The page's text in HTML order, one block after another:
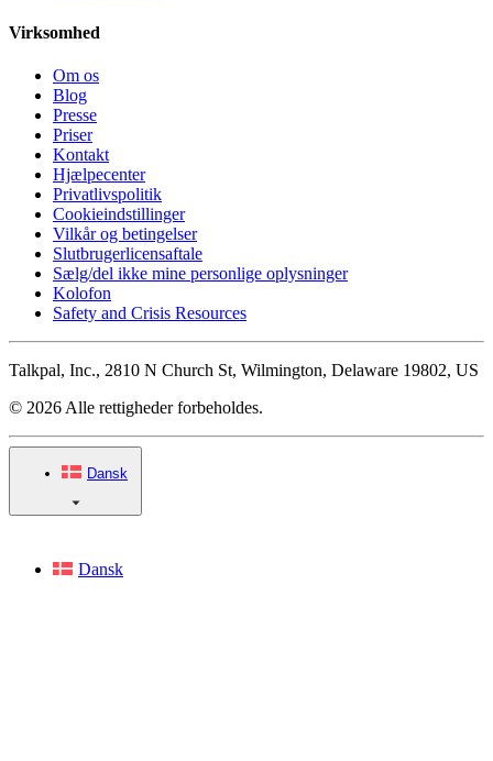
Virksomhed
Om os
Blog
Presse
Priser
Kontakt
Hjælpecenter
Privatlivspolitik
Cookieindstillinger
Vilkår og betingelser
Slutbrugerlicensaftale
Sælg/del ikke mine personlige oplysninger
Kolofon
Safety and Crisis Resources
Talkpal, Inc., 2810 N Church St, Wilmington, Delaware 19802, US
© 2026 Alle rettigheder forbeholdes.
Dansk
Dansk